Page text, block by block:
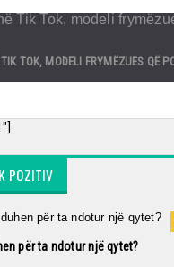
TOK, MODELI FRYMËZUES QË
POZITIV
për ta ndotur një qytet?